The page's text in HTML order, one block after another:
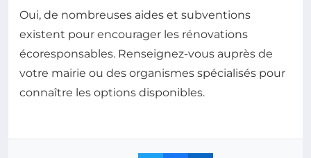
Oui, de nombreuses aides et subventions
existent pour encourager les rénovations
écoresponsables. Renseignez-vous auprès de
votre mairie ou des organismes spécialisés pour
connaître les options disponibles.